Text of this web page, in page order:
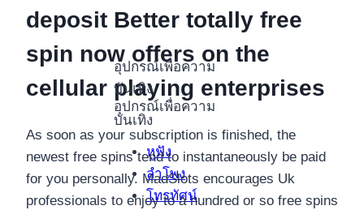
อุปกรณ์เพื่อความ
บันเทิง
อุปกรณ์เพื่อความ
บันเทิง
หูฟัง
ลำโพง
โทรทัศน์
deposit Better totally free
spin now offers on the
cellular playing enterprises
As soon as your subscription is finished, the
newest free spins tend to instantaneously be paid
for you personally. MadSlots encourages Uk
professionals to enjoy to a hundred or so free spins